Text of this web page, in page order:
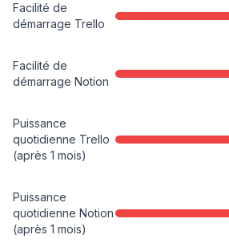
Facilité de
démarrage Trello
Facilité de
démarrage Notion
Puissance
quotidienne Trello
(après 1 mois)
Puissance
quotidienne Notion
(après 1 mois)